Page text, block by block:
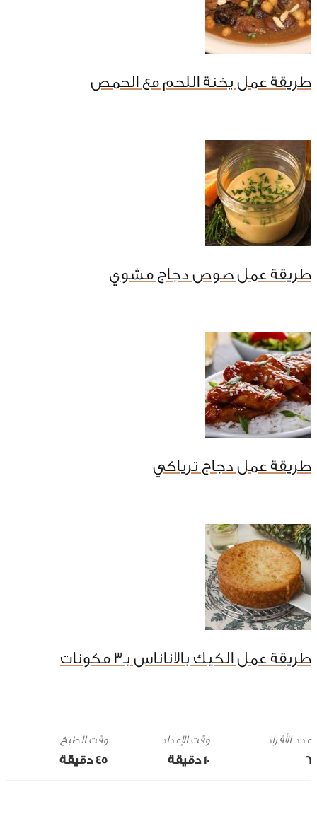
طريقة عمل يخنة اللحم مع الحمص
طريقة عمل صوص دجاج مشوي
طريقة عمل دجاج ترياكي
طريقة عمل الكيك بالاناناس بـ3 مكونات
6
وقت الإعداد
10 ‎دقيقة
وقت الطبخ
45 ‎دقيقة